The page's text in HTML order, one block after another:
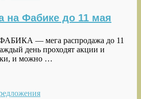
на Фабике до 11 мая
— мега распродажа до 11
день проходят акции и
и можно …